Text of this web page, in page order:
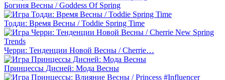
Богиня Весны / Goddess Of Spring
Тодди: Время Весны / Toddie Spring Time
Черри: Тенденции Новой Весны / Cherrie…
Принцессы Дисней: Мода Весны